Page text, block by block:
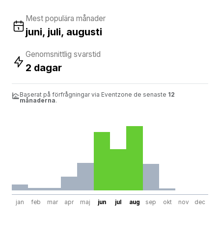
Mest populära månader
juni, juli, augusti
Genomsnittlig svarstid
2 dagar
Baserat på förfrågningar via Eventzone de senaste 12
månaderna.
jan feb mar apr maj jun jul aug sep okt nov dec